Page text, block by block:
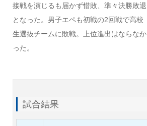
接戦を演じるも届かず惜敗、準々決勝敗退
となった。男子エペも初戦の2回戦で高校
生選抜チームに敗戦。上位進出はならなか
った。
試合結果